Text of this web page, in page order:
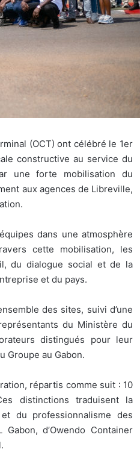
(OCT) ont célébré le 1er
constructive au service du
une forte mobilisation du
aux agences de Libreville,
dans une atmosphère
cette mobilisation, les
du dialogue social et de la
et du pays.
des sites, suivi d’une
du Ministère du
distingués pour leur
Groupe au Gabon.
répartis comme suit : 10
distinctions traduisent la
du professionnalisme des
d’Owendo Container